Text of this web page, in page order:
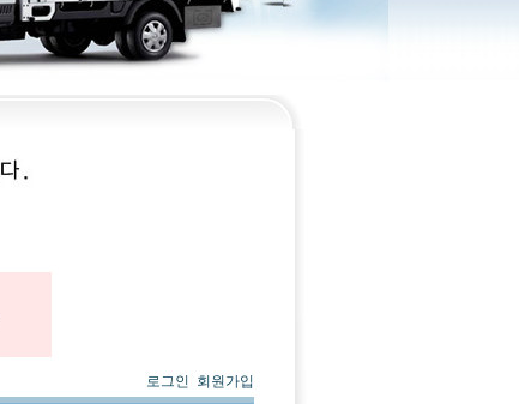
로그인 회원가입